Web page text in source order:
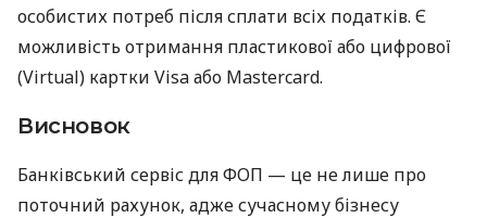
особистих потреб після сплати всіх податків. Є
можливість отримання пластикової або цифрової
(Virtual) картки Visa або Mastercard.
Висновок
Банківський сервіс для ФОП — це не лише про
поточний рахунок, адже сучасному бізнесу